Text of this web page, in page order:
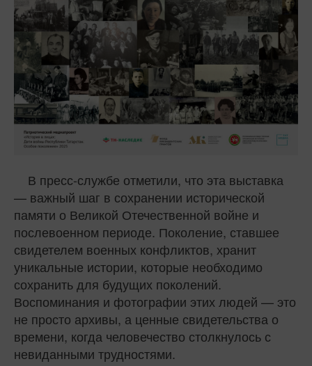
В пресс-службе отметили, что эта выставка
— важный шаг в сохранении исторической
памяти о Великой Отечественной войне и
послевоенном периоде. Поколение, ставшее
свидетелем военных конфликтов, хранит
уникальные истории, которые необходимо
сохранить для будущих поколений.
Воспоминания и фотографии этих людей — это
не просто архивы, а ценные свидетельства о
времени, когда человечество столкнулось с
невиданными трудностями.